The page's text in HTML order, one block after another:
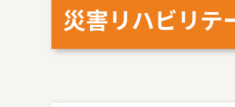
災害リハビリテ